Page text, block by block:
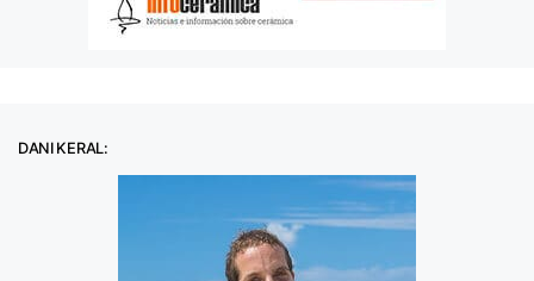
DANI KERAL: